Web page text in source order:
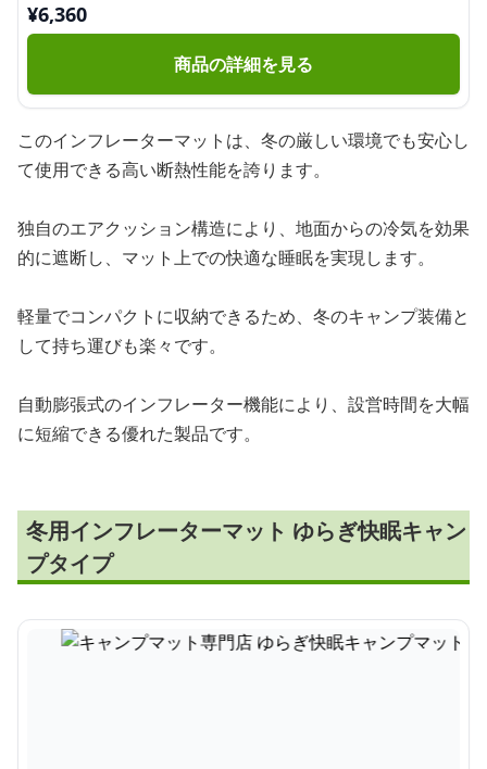
¥6,360
商品の詳細を見る
このインフレーターマットは、冬の厳しい環境でも安心し
て使用できる高い断熱性能を誇ります。
独自のエアクッション構造により、地面からの冷気を効果
的に遮断し、マット上での快適な睡眠を実現します。
軽量でコンパクトに収納できるため、冬のキャンプ装備と
して持ち運びも楽々です。
自動膨張式のインフレーター機能により、設営時間を大幅
に短縮できる優れた製品です。
冬用インフレーターマット ゆらぎ快眠キャン
プタイプ